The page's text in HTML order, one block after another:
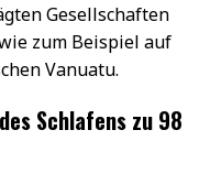
Gesellschaften
zum Beispiel auf
Vanuatu.
Schlafens zu 98